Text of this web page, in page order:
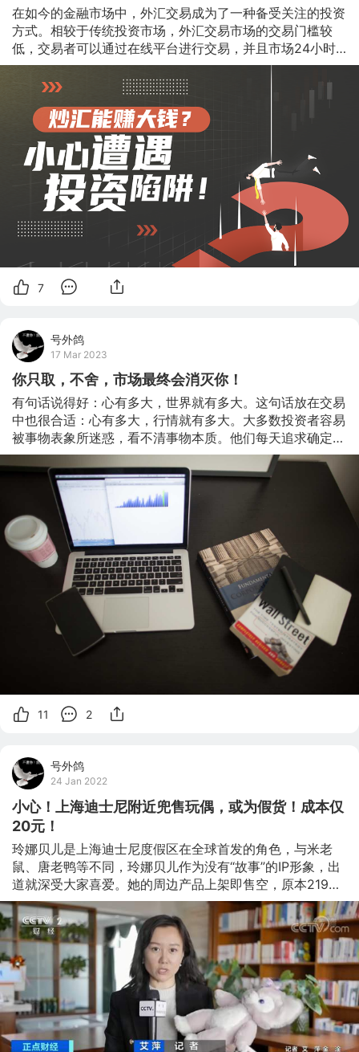
在如今的金融市场中，外汇交易成为了一种备受关注的投资
方式。相较于传统投资市场，外汇交易市场的交易门槛较
低，交易者可以通过在线平台进行交易，并且市场24小时
交易，看似非常诱人，很多人对炒外汇抱有期望，认为可以
轻松赚取大钱。但是炒外汇并非想象中的那么简单，投资者
需要谨慎对待，小心不要陷入陷阱。 陷阱一：高杠杆带来
的风险 外汇交易通常采用杠杆交易，这意味着交易者可以
借用比自己实际投入资金更大的资金进行交易。杠杆交易可
以放大交易者的盈利，但同时也会放大亏损的风险。 如果
市场波动较大，交易者可能会因杠杆作用而损失更多资金，
甚至导致亏损超过投入本金的情况，交易者在使用杠杆时必
须非常谨慎，控制风险，避免因杠
7
号外鸽
17 Mar 2023
你只取，不舍，市场最终会消灭你！
有句话说得好：心有多大，世界就有多大。这句话放在交易
中也很合适：心有多大，行情就有多大。大多数投资者容易
被事物表象所迷惑，看不清事物本质。他们每天追求确定
性，追求暴利，追求传说中的圣杯，然后，迷失在交易利益
的得失之中，无法悟透一道坎： 取 舍 。 1 优秀的交易系
统，必然包含取舍 取与舍，很重要。只取不舍，市场不会
给你存活的机会；只舍不取，你自己会断绝自己的生路。一
个健康、具有正向预期收益的交易系统，必然包含取舍之
道。 比如，想获取暴利，必然要在某些方面舍去一些东
西，暴利的前提可能需要重仓持有，如此你就不能如同轻仓
交易般安全。所以，你舍去的是安全。相反，你若取安全，
那么你就
11 2
号外鸽
24 Jan 2022
小心！上海迪士尼附近兜售玩偶，或为假货！成本仅
20元！
玲娜贝儿是上海迪士尼度假区在全球首发的角色，与米老
鼠、唐老鸭等不同，玲娜贝儿作为没有“故事”的IP形象，出
道就深受大家喜爱。她的周边产品上架即售空，原本219元
的价格一度被“炒”到二三千元 。巨大的利润空间让一些不法
商家蠢蠢欲动。21日上午，上海浦东检察院以涉嫌假冒注册
商标罪对王某、周某等4名犯罪嫌疑人批准逮捕。 记者手上
拿到的是警方查获的假冒玲娜贝儿玩偶，乍一看和正品没什
么区别，标识标签清楚，上面显示零售价219元。但是这样
一个假冒的玩偶，成本在20元左右，被不法分子拿到线上
和线下进行销售， 甚至是有黄牛把它拿到迪士尼乐园附近
进行兜售。 上海浦东检察院检察官 徐紫麟： 这次警方查扣
的假冒玲娜